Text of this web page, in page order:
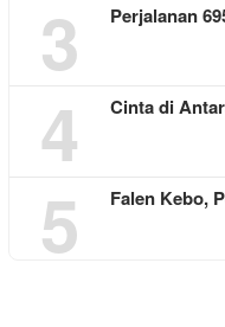
3 Perjalanan
4 Cinta di
5 Falen Kebo,